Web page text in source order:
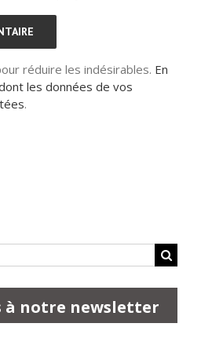
réduire les indésirables. En
les données de vos
.
à notre newsletter